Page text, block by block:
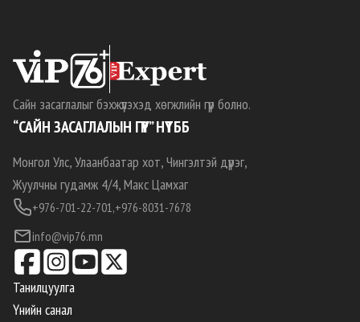
Сайн засаглалыг бэхжүүлэхэд хөгжлийн гүүр болно.
“САЙН ЗАСАГЛАЛЫН ГҮҮР” НҮТББ
Монгол Улс, Улаанбаатар хот, Чингэлтэй дүүрэг,
Жуулчны гудамж 4/4, Макс Цамхаг
+976-701-22-701,+976-8031-7678
info@vip76.mn
Танилцуулга
Үнийн санал